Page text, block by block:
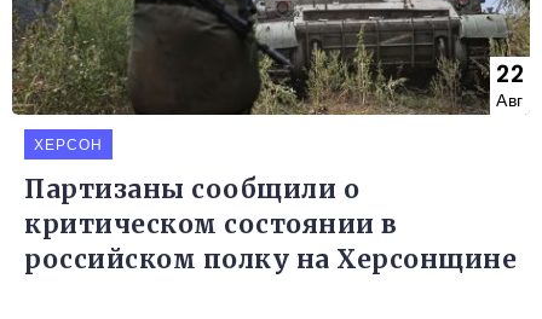
22
Авг
ХЕРСОН
Партизаны сообщили о
критическом состоянии в
российском полку на Херсонщине